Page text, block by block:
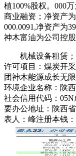
植100%股权。000
商业融资；净资产
000.0091,净资产为
神木富油为公司控
机械设备租赁；
许可项目：煤炭开
团神木能源成长无
环境企业名称：陕
社会信用代码：
要办公地址：陕西
表人：峰注册本钱：